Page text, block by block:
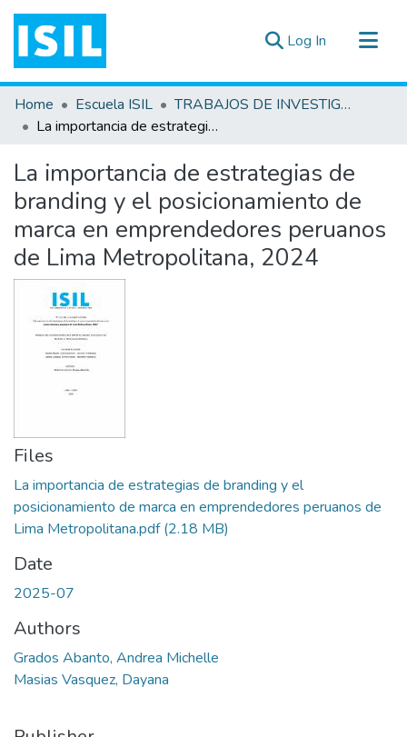
Log In (current)
All of DSpace
Statistics
Documentos ▾
Home Escuela ISIL
TRABAJOS DE INVESTIGACIÓN
La importancia de estrategias de branding y el posicionamiento de marca en emprendedores peruanos de Lima Metropolitana, 2024
La importancia de estrategias de
branding y el posicionamiento de
marca en emprendedores peruanos
de Lima Metropolitana, 2024
Files
La importancia de estrategias de branding y el
posicionamiento de marca en emprendedores peruanos de
Lima Metropolitana.pdf(2.18 MB)
Date
2025-07
Authors
Grados Abanto, Andrea Michelle
Masias Vasquez, Dayana